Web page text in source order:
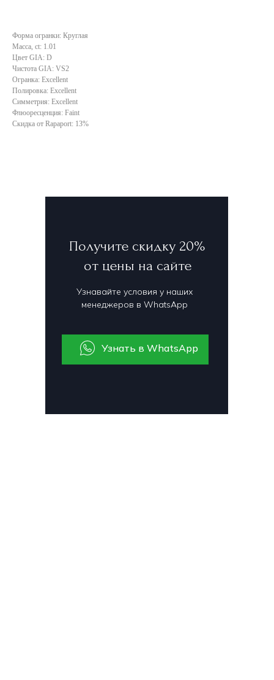
Форма огранки: Круглая
Масса, ct: 1.01
Цвет GIA: D
Чистота GIA: VS2
Огранка: Excellent
Полировка: Excellent
Симметрия: Excellent
Флюоресценция: Faint
Скидка от Rapaport: 13%
Получите скидку 20%
от цены на сайте
Узнавайте условия у наших
менеджеров в WhatsApp
Узнать в WhatsApp